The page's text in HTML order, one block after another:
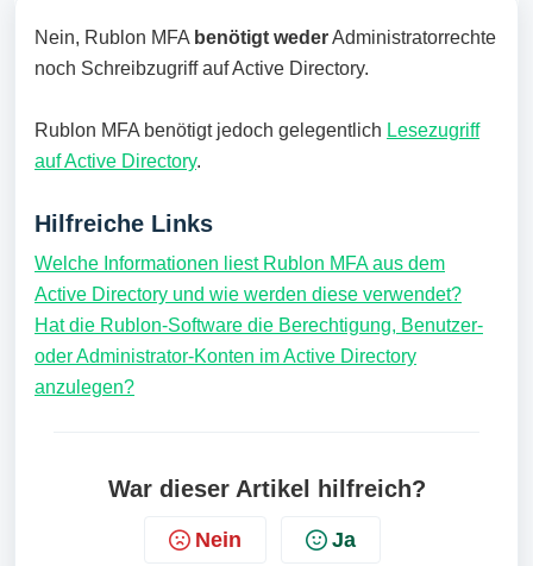
Nein, Rublon MFA benötigt wederAdministratorrechte
noch Schreibzugriff auf Active Directory.
Rublon MFA benötigt jedoch gelegentlich Lesezugriff
auf Active Directory.
Hilfreiche Links
Welche Informationen liest Rublon MFA aus dem
Active Directory und wie werden diese verwendet?
Hat die Rublon-Software die Berechtigung, Benutzer-
oder Administrator-Konten im Active Directory
anzulegen?
War dieser Artikel hilfreich?
Nein Ja